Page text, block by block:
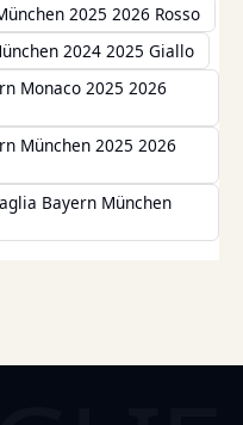
2025 2026 Rosso
2024 2025 Giallo
Monaco 2025 2026
München 2025 2026
Bayern München